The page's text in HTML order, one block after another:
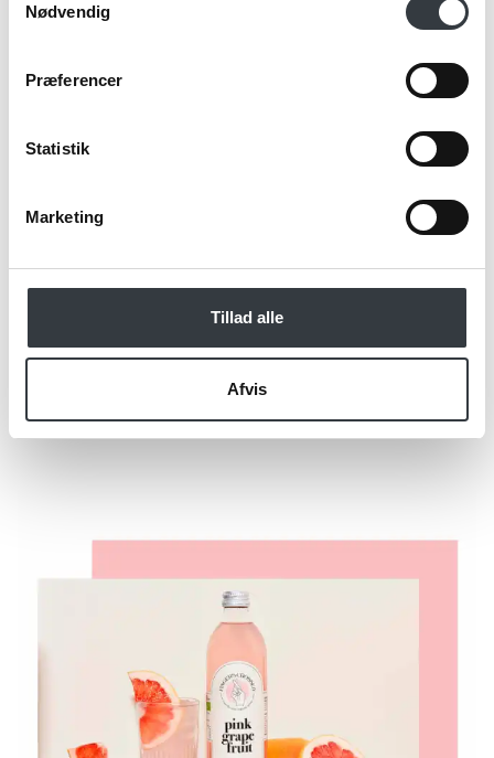
Nødvendig
Præferencer
Statistik
Marketing
Tillad alle
Afvis
specialistens
Send